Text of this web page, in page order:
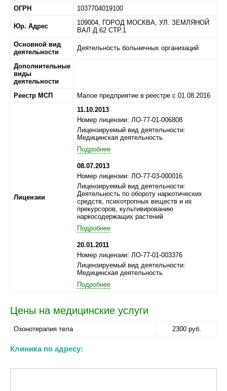
ОГРН
1037704019100
Юр. Адрес 109004, ГОРОД МОСКВА, УЛ. ЗЕМЛЯНОЙ
ВАЛ Д.62 СТР.1
Основной вид
деятельности
Деятельность больничных организаций
Дополнительные
виды
деятельности
Реестр МСП
Малое предприятие в реестре с 01.08.2016
Лицензии
11.10.2013
Номер лицензии: ЛО-77-01-006808
Лицензируемый вид деятельности:
Медицинская деятельность
Подробнее
08.07.2013
Номер лицензии: ЛО-77-03-000016
Лицензируемый вид деятельности:
Деятельность по обороту наркотических
средств, психотропных веществ и их
прекурсоров, культивированию
наркосодержащих растений
Подробнее
20.01.2011
Номер лицензии: ЛО-77-01-003376
Лицензируемый вид деятельности:
Медицинская деятельность
Подробнее
Цены на медицинские услуги
Озонотерапия тела 2300 руб.
Клиника по адресу: